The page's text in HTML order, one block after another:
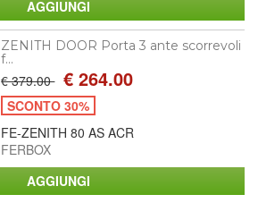
ZENITH DOOR Porta 3 ante scorrevoli
f...
€ 379.00 € 264.00
SCONTO 30%
FE-ZENITH 80 AS ACR
FERBOX